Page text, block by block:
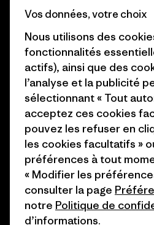
Objectifs climatiques
1% For The Planet
Comment nous
finançons
Nos magasins
site
© 2026 Patagonia, Inc. All Rights
Vos données, votre choix
Nous utilisons des
fonctionnalités
actifs), ainsi que des
l’analyse et la publicité
sélectionnant « Tout
acceptez ces cookies
pouvez les refuser en
les cookies facultatifs »
préférences à tout
« Modifier les
consulter la page
notre Politique de
d’informations.